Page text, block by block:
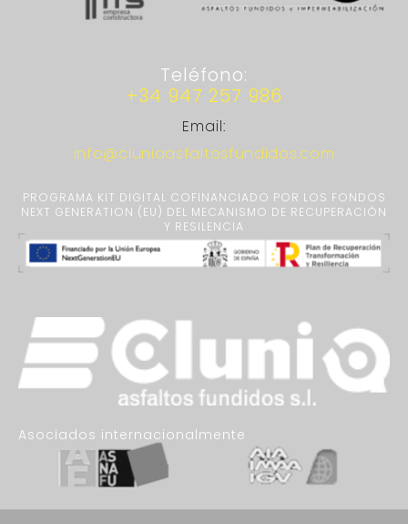
Teléfono:
+34 947 257 986
Email:
info@cluniaasfaltosfundidos.com
PROGRAMA KIT DIGITAL COFINANCIADO POR LOS FONDOS
NEXT GENERATION (EU) DEL MECANISMO DE RECUPERACIÓN
Y RESILENCIA
Asociados internacionalmente